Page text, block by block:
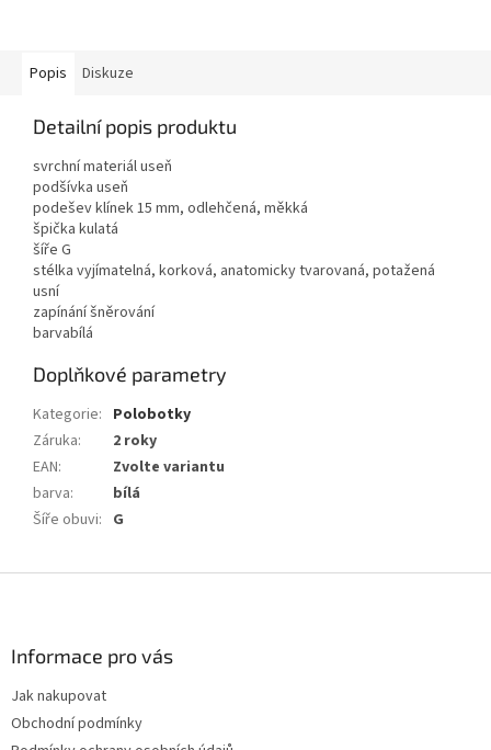
Popis Diskuze
Detailní popis produktu
svrchní materiál useň
podšívka useň
podešev klínek 15 mm, odlehčená, měkká
špička kulatá
šíře G
stélka vyjímatelná, korková, anatomicky tvarovaná, potažená
usní
zapínání šněrování
barvabílá
Doplňkové parametry
Kategorie: Polobotky
Záruka:
2 roky
EAN:
Zvolte variantu
barva:
bílá
Šíře obuvi: G
Informace pro vás
Jak nakupovat
Obchodní podmínky